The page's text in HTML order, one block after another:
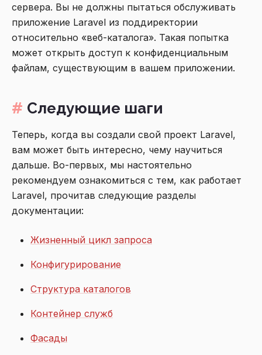
сервера. Вы не должны пытаться обслуживать
приложение Laravel из поддиректории
относительно «веб-каталога». Такая попытка
может открыть доступ к конфиденциальным
файлам, существующим в вашем приложении.
Следующие шаги
Теперь, когда вы создали свой проект Laravel,
вам может быть интересно, чему научиться
дальше. Во-первых, мы настоятельно
рекомендуем ознакомиться с тем, как работает
Laravel, прочитав следующие разделы
документации:
Жизненный цикл запроса
Конфигурирование
Структура каталогов
Контейнер служб
Фасады